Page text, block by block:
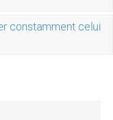
constamment celui